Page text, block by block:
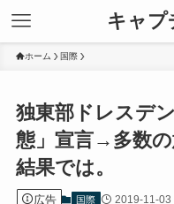
キャプ
ホーム 国際
独東部ドレスデ
態」宣言→多数
結果では。
広告 国際 2019-11-03